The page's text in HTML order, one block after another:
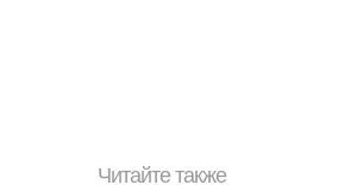
Читайте также